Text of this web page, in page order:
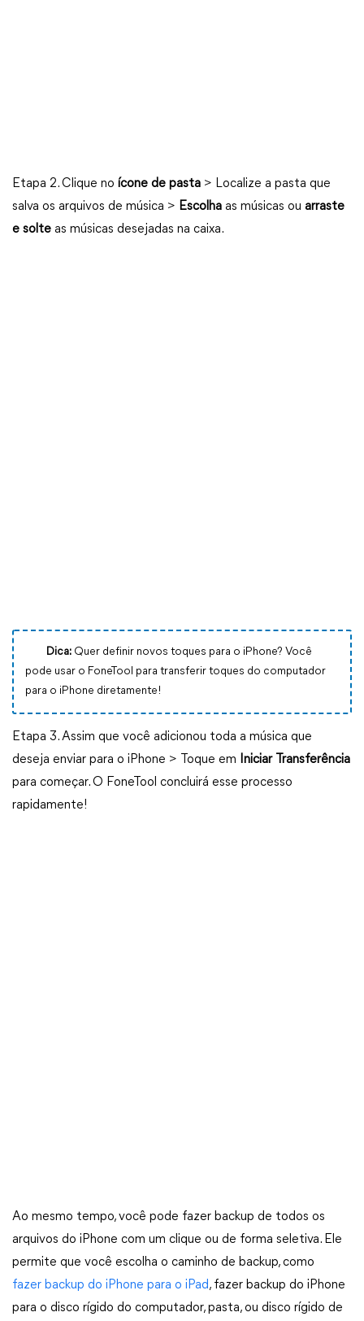
Etapa 2. Clique no ícone de pasta > Localize a pasta que
salva os arquivos de música > Escolha as músicas ou arraste
e solte as músicas desejadas na caixa.
Dica: Quer definir novos toques para o iPhone? Você
pode usar o FoneTool para transferir toques do computador
para o iPhone diretamente!
Etapa 3. Assim que você adicionou toda a música que
deseja enviar para o iPhone > Toque em
Iniciar Transferência
para começar. O FoneTool concluirá esse processo
rapidamente!
Ao mesmo tempo, você pode fazer backup de todos os
arquivos do iPhone com um clique ou de forma seletiva. Ele
permite que você escolha o caminho de backup, como
fazer backup do iPhone para o iPad, fazer backup do iPhone
para o disco rígido do computador, pasta, ou disco rígido de